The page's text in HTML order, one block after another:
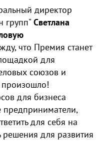
директор
групп" Светлана
что Премия станет
для
союзов и
произошло!
для бизнеса
предприниматели,
для себя на
для развития